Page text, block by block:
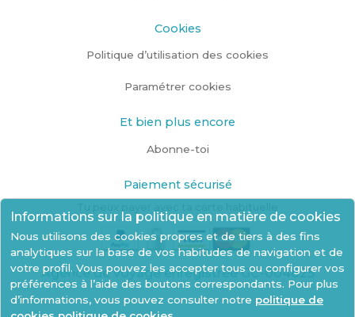
Informations sur la politique en matière de cookies
Nous utilisons des cookies propres et de tiers à des fins
analytiques sur la base de vos habitudes de navigation et de
votre profil. Vous pouvez les accepter tous ou configurer vos
préférences à l’aide des boutons correspondants. Pour plus
d’informations, vous pouvez consulter notre politique de
Cookies
Politique d’utilisation des cookies
Paramétrer cookies
Et bien plus encore
Abonne-toi
Paiement sécurisé
Agence de voyage enregistrée GC-004825